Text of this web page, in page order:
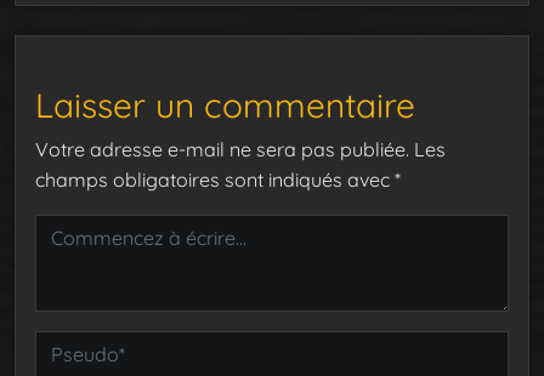
Laisser un commentaire
Votre adresse e-mail ne sera pas publiée. Les
champs obligatoires sont indiqués avec *